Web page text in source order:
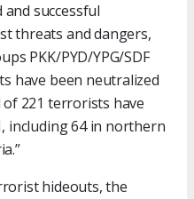
successful
threats and dangers,
PKK/PYD/YPG/SDF
have been neutralized
221 terrorists have
including 64 in northern
hideouts, the